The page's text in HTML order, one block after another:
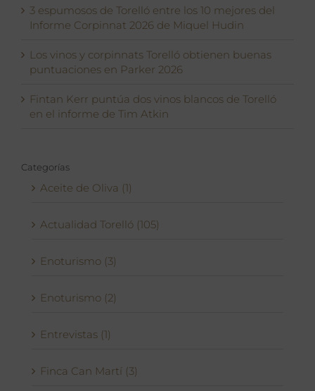
3 espumosos de Torelló entre los 10 mejores del
Informe Corpinnat 2026 de Miquel Hudin
Los vinos y corpinnats Torelló obtienen buenas
puntuaciones en Parker 2026
Fintan Kerr puntúa dos vinos blancos de Torelló
en el informe de Tim Atkin
Categorías
Aceite de Oliva (1)
Actualidad Torelló (105)
Enoturismo (3)
Enoturismo (2)
Entrevistas (1)
Finca Can Martí (3)